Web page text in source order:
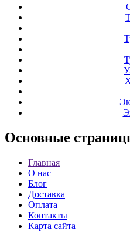
Основные
Главная
О нас
Блог
Доставка
Оплата
Контакты
Карта сайта